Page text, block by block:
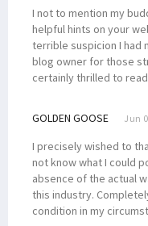
I not to mention my
helpful hints on your
terrible suspicion I
blog owner for those
certainly thrilled to
GOLDEN GOOSE Jun
I precisely wished to
not know what I could
absence of the actual
this industry.
condition in my